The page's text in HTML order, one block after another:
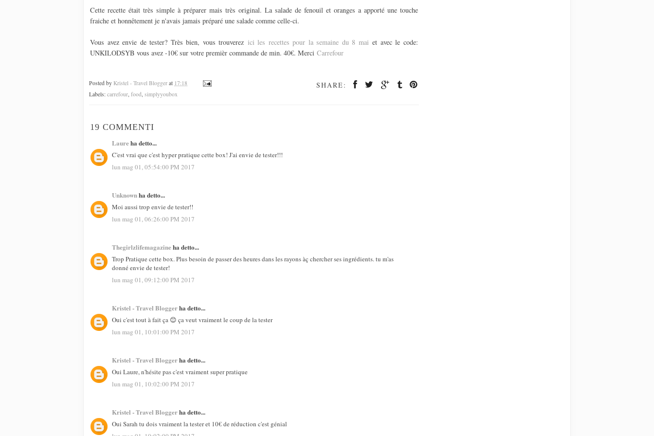
Cette recette était très simple à préparer mais très original. La salade de fenouil et oranges a apporté une touche
fraiche et honnêtement je n'avais jamais préparé une salade comme celle-ci.
Vous avez envie de tester? Très bien, vous trouverez ici les recettes pour la semaine du 8 mai et avec le code:
UNKILODSYB vous avez -10€ sur votre premièr commande de min. 40€. Merci Carrefour
SHARE:
Posted by Kristel - Travel Blogger at 17:18
Labels: carrefour food simplyyoubox
19 COMMENTI
Laureha detto...
C'est vrai que c'est hyper pratique cette box! J'ai envie de tester!!!
lun mag 01, 05:54:00 PM 2017
Unknownha detto...
Moi aussi trop envie de tester!!
lun mag 01, 06:26:00 PM 2017
Thegirlzlifemagazineha detto...
Trop Pratique cette box. Plus besoin de passer des heures dans les rayons àç chercher ses ingrédients. tu m'as
donné envie de tester!
lun mag 01, 09:12:00 PM 2017
Kristel - Travel Bloggerha detto...
Oui c'est tout à fait ça 😊 ça veut vraiment le coup de la tester
lun mag 01, 10:01:00 PM 2017
Kristel - Travel Bloggerha detto...
Oui Laure, n'hésite pas c'est vraiment super pratique
lun mag 01, 10:02:00 PM 2017
Kristel - Travel Bloggerha detto...
Oui Sarah tu dois vraiment la tester et 10€ de réduction c'est génial